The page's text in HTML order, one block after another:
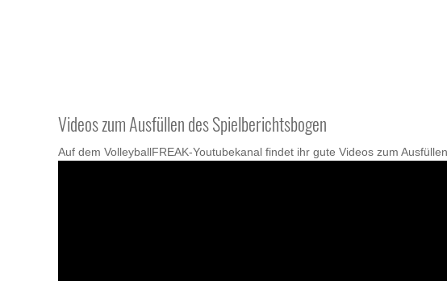
Videos zum Ausfüllen des Spielberichtsbogen
Auf dem VolleyballFREAK-Youtubekanal findet ihr gute Videos zum